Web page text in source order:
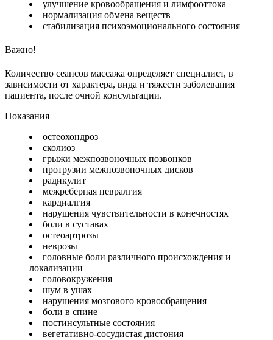
улучшение кровообращения и лимфооттока
нормализация обмена веществ
стабилизация психоэмоционального состояния
Важно!
Количество сеансов массажа определяет специалист, в
зависимости от характера, вида и тяжести заболевания
пациента, после очной консультации.
Показания
остеохондроз
сколиоз
грыжи межпозвоночных позвонков
протрузии межпозвоночных дисков
радикулит
межреберная невралгия
кардиалгия
нарушения чувствительности в конечностях
боли в суставах
остеоартрозы
неврозы
головные боли различного происхождения и
локализации
головокружения
шум в ушах
нарушения мозгового кровообращения
боли в спине
постинсультные состояния
вегетативно-сосудистая дистония